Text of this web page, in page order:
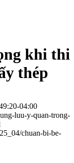
khi thi
thép
04:00
luu-y-quan-trong-
chuan-bi-be-